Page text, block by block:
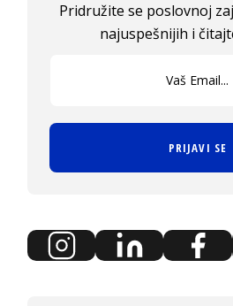
Pridružite se poslovnoj
najuspešnijih i
PRIJAVI SE